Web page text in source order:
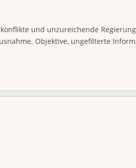
und unzureichende
Objektive, ungefilterte